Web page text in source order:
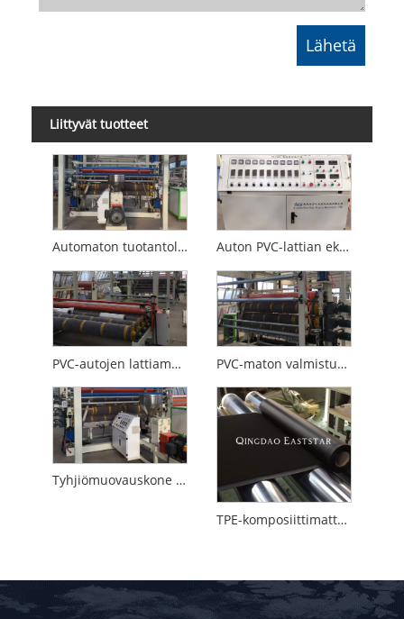
Liittyvät tuotteet
Automaton tuotantolinja Auton PVC-lattian ekstruusiokone
PVC-autojen lattiamattojen valmistuskone PVC-maton valmistuskone
Tyhjiömuovauskone 3D-automatoille
TPE-komposiittimatto ei-kudotut auton lattiamattolaitteet